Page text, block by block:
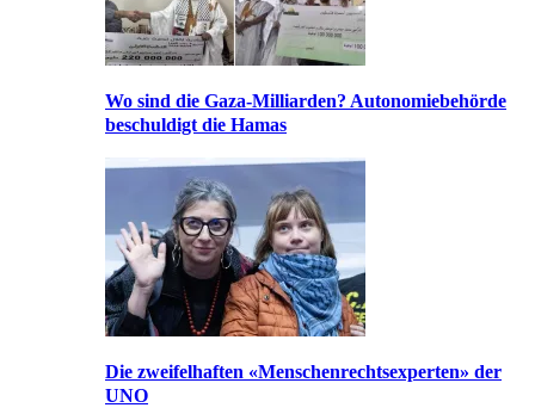
Wo sind die Gaza-Milliarden? Autonomiebehörde
beschuldigt die Hamas
Die zweifelhaften «Menschenrechtsexperten» der
UNO